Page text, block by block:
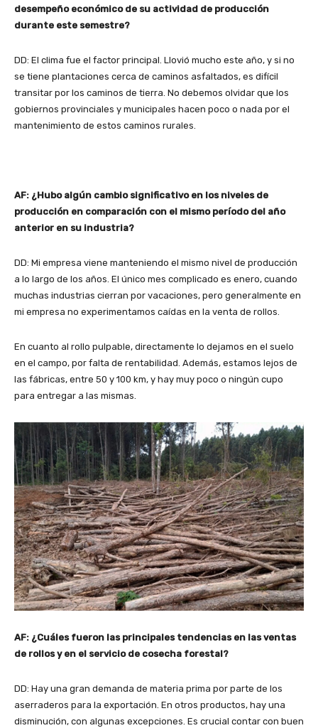
desempeño económico de su actividad de producción
durante este semestre?
DD: El clima fue el factor principal. Llovió mucho este año, y si no
se tiene plantaciones cerca de caminos asfaltados, es difícil
transitar por los caminos de tierra. No debemos olvidar que los
gobiernos provinciales y municipales hacen poco o nada por el
mantenimiento de estos caminos rurales.
AF: ¿Hubo algún cambio significativo en los niveles de
producción en comparación con el mismo período del año
anterior en su industria?
DD: Mi empresa viene manteniendo el mismo nivel de producción
a lo largo de los años. El único mes complicado es enero, cuando
muchas industrias cierran por vacaciones, pero generalmente en
mi empresa no experimentamos caídas en la venta de rollos.
En cuanto al rollo pulpable, directamente lo dejamos en el suelo
en el campo, por falta de rentabilidad. Además, estamos lejos de
las fábricas, entre 50 y 100 km, y hay muy poco o ningún cupo
para entregar a las mismas.
AF: ¿Cuáles fueron las principales tendencias en las ventas
de rollos y en el servicio de cosecha forestal?
DD: Hay una gran demanda de materia prima por parte de los
aserraderos para la exportación. En otros productos, hay una
disminución, con algunas excepciones. Es crucial contar con buen